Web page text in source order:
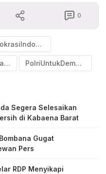
0
DemokrasiIndonesia
PolriBersamaRakyat PolriUntukDemokrasi
Segera Selesaikan
di Kabaena Barat
Gugat
Pers
RDP Menyikapi